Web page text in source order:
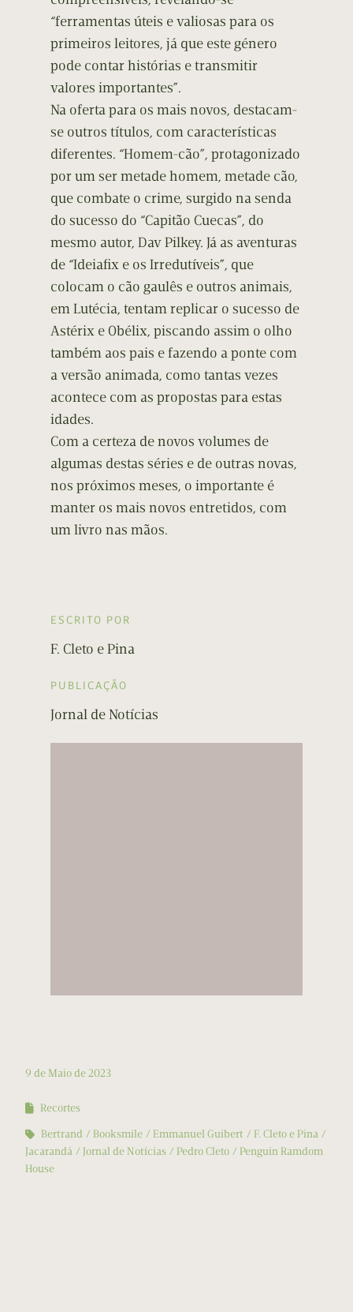
“ferramentas úteis e valiosas para os
primeiros leitores, já que este género
pode contar histórias e transmitir
valores importantes”.
Na oferta para os mais novos, destacam-
se outros títulos, com características
diferentes. “Homem-cão”, protagonizado
por um ser metade homem, metade cão,
que combate o crime, surgido na senda
do sucesso do “Capitão Cuecas”, do
mesmo autor, Dav Pilkey. Já as aventuras
de “Ideiafix e os Irredutíveis”, que
colocam o cão gaulês e outros animais,
em Lutécia, tentam replicar o sucesso de
Astérix e Obélix, piscando assim o olho
também aos pais e fazendo a ponte com
a versão animada, como tantas vezes
acontece com as propostas para estas
idades.
Com a certeza de novos volumes de
algumas destas séries e de outras novas,
nos próximos meses, o importante é
manter os mais novos entretidos, com
um livro nas mãos.
ESCRITO POR
F. Cleto e Pina
PUBLICAÇÃO
Jornal de Notícias
9 de Maio de 2023
Recortes
Bertrand
Booksmile Emmanuel Guibert
F. Cleto e Pina
Jacarandá
Jornal de Notícias Pedro Cleto
Penguin Ramdom
House